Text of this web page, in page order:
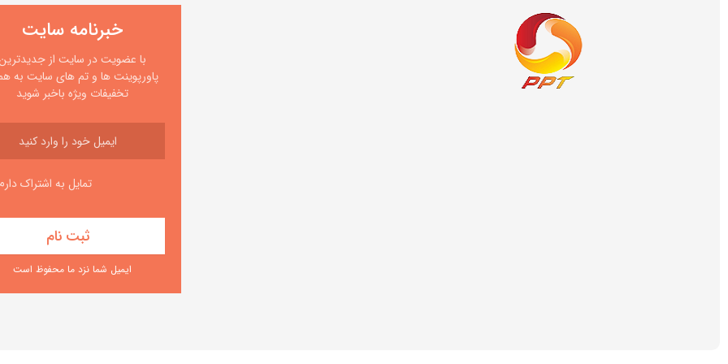
خبرنامه سایت
با عضویت در سایت از
پاورپوینت ها و تم های سایت به
تخفیفات ویژه باخبر شوید
تمایل به اشتراک
ایمیل شما نزد ما محفوظ است